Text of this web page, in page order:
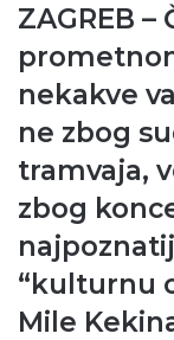
ZAGREB
nekakve
ne zbog
tramvaja,
zbog
“kulturnu
Mile